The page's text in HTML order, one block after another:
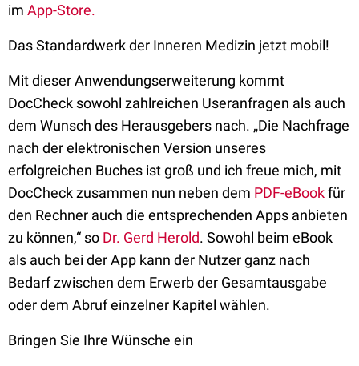
im App-Store.
Das Standardwerk der Inneren Medizin jetzt mobil!
Mit dieser Anwendungserweiterung kommt
DocCheck sowohl zahlreichen Useranfragen als auch
dem Wunsch des Herausgebers nach. „Die Nachfrage
nach der elektronischen Version unseres
erfolgreichen Buches ist groß und ich freue mich, mit
DocCheck zusammen nun neben dem PDF-eBookfür
den Rechner auch die entsprechenden Apps anbieten
zu können,“ so Dr. Gerd Herold. Sowohl beim eBook
als auch bei der App kann der Nutzer ganz nach
Bedarf zwischen dem Erwerb der Gesamtausgabe
oder dem Abruf einzelner Kapitel wählen.
Bringen Sie Ihre Wünsche ein